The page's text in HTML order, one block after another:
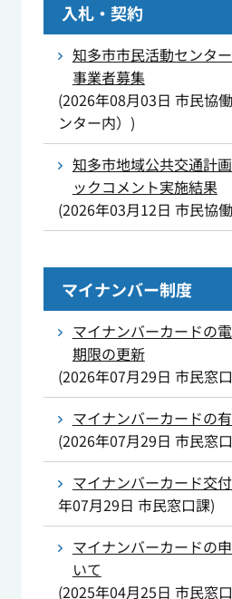
入札・契約
知多市市民活動センタ
事業者募集
(2026年08月03日 市民協
ンター内） )
知多市地域公共交通計
ックコメント実施結果
(2026年03月12日 市民協
マイナンバー制度
マイナンバーカードの
期限の更新
(2026年07月29日 市民窓
マイナンバーカードの
(2026年07月29日 市民窓
マイナンバーカード交
年07月29日 市民窓口課)
マイナンバーカードの
いて
(2025年04月25日 市民窓